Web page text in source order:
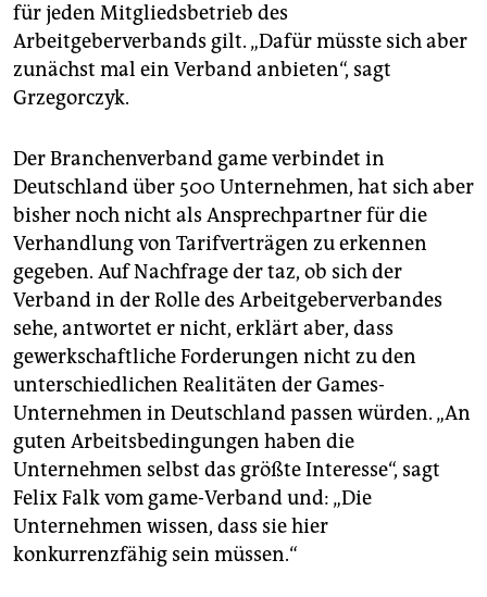
für jeden Mitgliedsbetrieb des
Arbeitgeberverbands gilt. „Dafür müsste sich aber
zunächst mal ein Verband anbieten“, sagt
Grzegorczyk.
Der Branchenverband game verbindet in
Deutschland über 500 Unternehmen, hat sich aber
bisher noch nicht als Ansprechpartner für die
Verhandlung von Tarifverträgen zu erkennen
gegeben. Auf Nachfrage der taz, ob sich der
Verband in der Rolle des Arbeitgeberverbandes
sehe, antwortet er nicht, erklärt aber, dass
gewerkschaftliche Forderungen nicht zu den
unterschiedlichen Realitäten der Games-
Unternehmen in Deutschland passen würden. „An
guten Arbeitsbedingungen haben die
Unternehmen selbst das größte Interesse“, sagt
Felix Falk vom game-Verband und: „Die
Unternehmen wissen, dass sie hier
konkurrenzfähig sein müssen.“